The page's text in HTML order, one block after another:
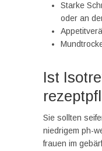
Starke
oder an
Ist
Sie sollten
niedrigem ph-
frauen im